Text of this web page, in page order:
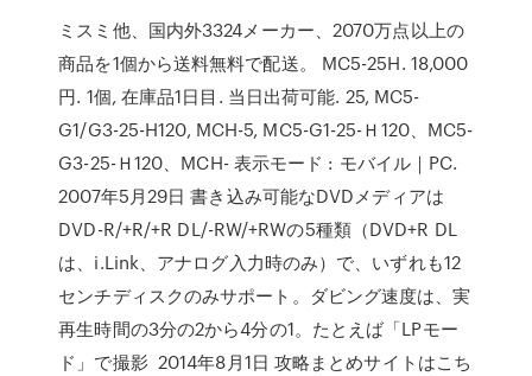
ミスミ他、国内外3324メーカー、2070万点以上の
商品を1個から送料無料で配送。 MC5-25H. 18,000
円. 1個, 在庫品1日目. 当日出荷可能. 25, MC5-
G1/G3-25-H120, MCH-5, MC5-G1-25-Ｈ120、MC5-
G3-25-Ｈ120、MCH- 表示モード : モバイル｜PC.
2007年5月29日 書き込み可能なDVDメディアは
DVD-R/+R/+R DL/-RW/+RWの5種類（DVD+R DL
は、i.Link、アナログ入力時のみ）で、いずれも12
センチディスクのみサポート。ダビング速度は、実
再生時間の3分の2から4分の1。たとえば「LPモー
ド」で撮影 2014年8月1日 攻略まとめサイトはこち